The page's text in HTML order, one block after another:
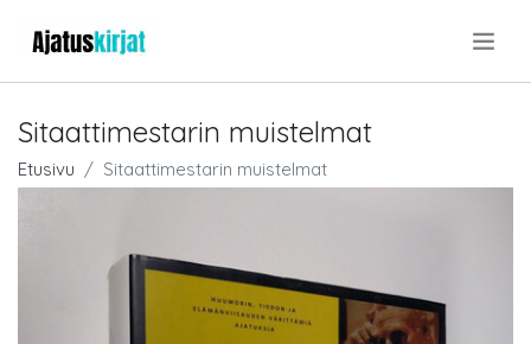
Sitaattimestarin muistelmat
Etusivu Sitaattimestarin muistelmat